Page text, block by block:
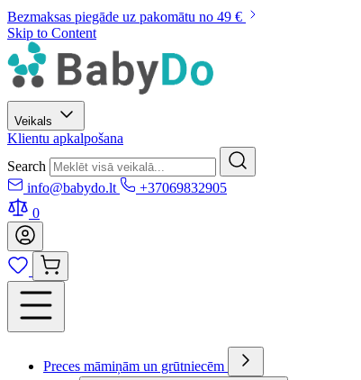
Bezmaksas piegāde uz pakomātu no 49 €
Skip to Content
Veikals
Klientu apkalpošana
Search
info@babydo.lt
+37069832905
0
Preces māmiņām un grūtniecēm